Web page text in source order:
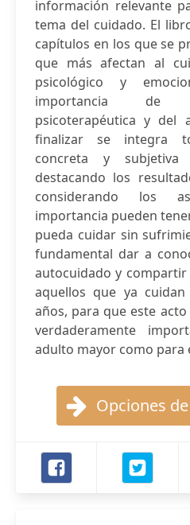
información relevante
tema del cuidado. El
capítulos en los que se
que más afectan al
psicológico y
importancia de
psicoterapéutica y del
finalizar se integra
concreta y
destacando los
considerando los
importancia pueden
pueda cuidar sin
fundamental dar a
autocuidado y
aquellos que ya
años, para que este
verdaderamente
adulto mayor como para
Opciones